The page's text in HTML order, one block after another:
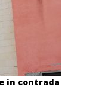
in contrada